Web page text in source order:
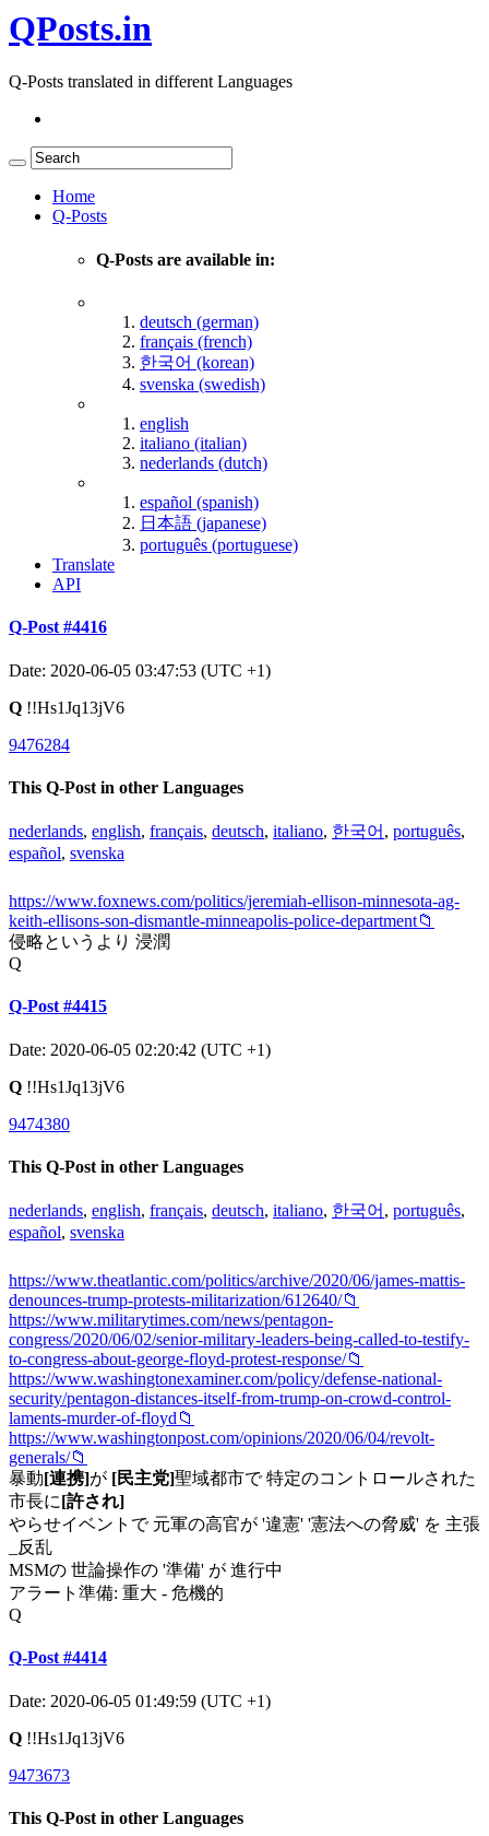
QPosts.in
Q-Posts translated in different Languages
Home
Q-Posts
Q-Posts are available in:
deutsch (german)
français (french)
한국어 (korean)
svenska (swedish)
english
italiano (italian)
nederlands (dutch)
español (spanish)
日本語 (japanese)
português (portuguese)
Translate
API
Q-Post #4416
Date: 2020-06-05 03:47:53 (UTC +1)
Q !!Hs1Jq13jV6
9476284
This Q-Post in other Languages
nederlands, english, français, deutsch, italiano, 한국어 , português,
español, svenska
https://www.foxnews.com/politics/jeremiah-ellison-minnesota-ag-
keith-ellisons-son-dismantle-minneapolis-police-department📁
侵略というより 浸潤
Q
Q-Post #4415
Date: 2020-06-05 02:20:42 (UTC +1)
Q !!Hs1Jq13jV6
9474380
This Q-Post in other Languages
nederlands, english, français, deutsch, italiano, 한국어 , português,
español, svenska
https://www.theatlantic.com/politics/archive/2020/06/james-mattis-
denounces-trump-protests-militarization/612640/📁
https://www.militarytimes.com/news/pentagon-
congress/2020/06/02/senior-military-leaders-being-called-to-testify-
to-congress-about-george-floyd-protest-response/📁
https://www.washingtonexaminer.com/policy/defense-national-
security/pentagon-distances-itself-from-trump-on-crowd-control-
laments-murder-of-floyd📁
https://www.washingtonpost.com/opinions/2020/06/04/revolt-
generals/📁
暴動[連携]が [民主党]聖域都市で 特定のコントロールされた
市長に[許され]
やらせイベントで 元軍の高官が '違憲' '憲法への脅威' を 主張
_反乱
MSMの 世論操作の '準備' が 進行中
アラート準備: 重大 - 危機的
Q
Q-Post #4414
Date: 2020-06-05 01:49:59 (UTC +1)
Q !!Hs1Jq13jV6
9473673
This Q-Post in other Languages